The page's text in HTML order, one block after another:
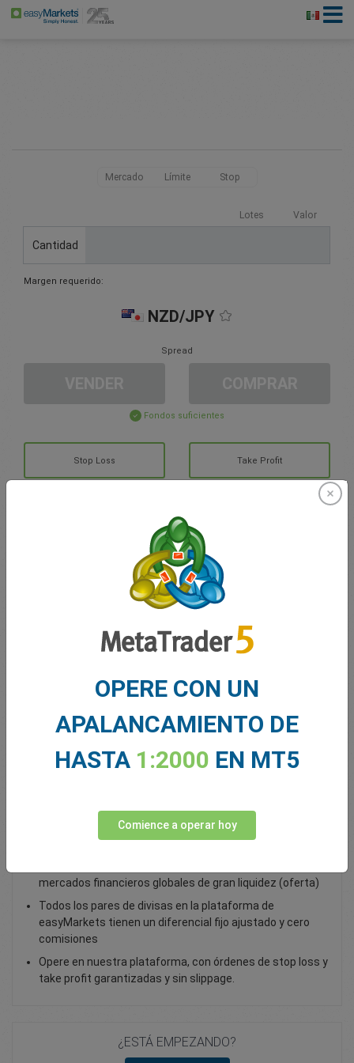
Mercado Límite Stop
Lotes Valor
Cantidad
Margen requerido:
NZD/JPY
Spread
Fondos suficientes
Stop Loss Take Profit
Cree una cuenta de trading
Total Premium
Depositar fondos
Opera con NZD/JPY - como opción vanilla
mercados financieros globales de gran liquidez (oferta)
Todos los pares de divisas en la plataforma de
easyMarkets tienen un diferencial fijo ajustado y cero
comisiones
Opere en nuestra plataforma, con órdenes de stop loss y
take profit garantizadas y sin slippage.
¿ESTÁ EMPEZANDO?
OPERE CON UN
APALANCAMIENTO DE
HASTA 1:2000 EN MT5
Comience a operar hoy